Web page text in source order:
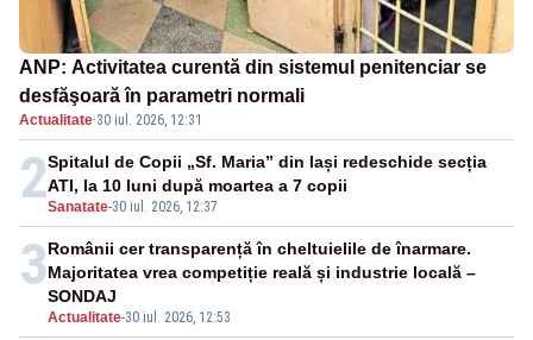
ANP: Activitatea curentă din sistemul penitenciar se
desfăşoară în parametri normali
Actualitate·30 iul. 2026, 12:31
2Sanatate-30 iul. 2026, 12:37
Spitalul de Copii „Sf. Maria” din Iași redeschide secția
ATI, la 10 luni după moartea a 7 copii
3
Actualitate-30 iul. 2026, 12:53
Românii cer transparență în cheltuielile de înarmare.
Majoritatea vrea competiție reală și industrie locală –
SONDAJ